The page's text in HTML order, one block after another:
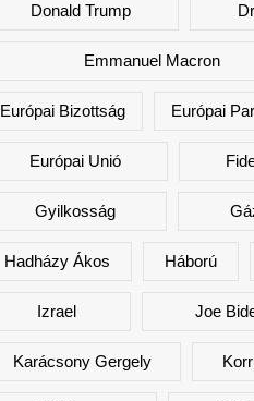
Donald Trump
Emmanuel Macron
Európai Bizottság Európai
Európai Unió
Gyilkosság
Hadházy Ákos Háború
Izrael Joe
Karácsony Gergely